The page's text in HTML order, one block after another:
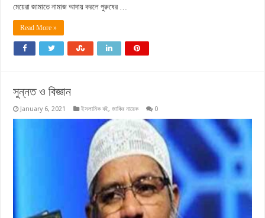
মেয়েরা জামাতে নামাজ আদায় করলে পুরুষের …
Read More »
সুন্নত ও বিজ্ঞান
January 6, 2021 ইসলামিক বই,জাকির নায়েক 0